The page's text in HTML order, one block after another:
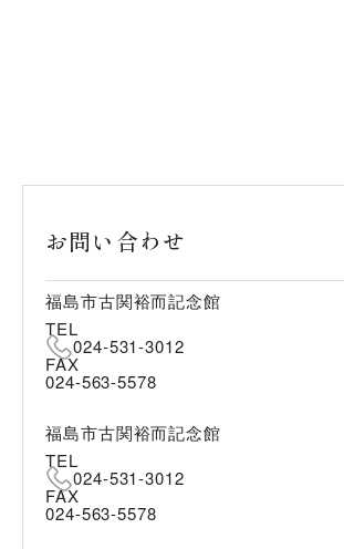
お問い合わせ
福島市古関裕而記念館
TEL
024-531-3012
FAX
024-563-5578
福島市古関裕而記念館
TEL
024-531-3012
FAX
024-563-5578